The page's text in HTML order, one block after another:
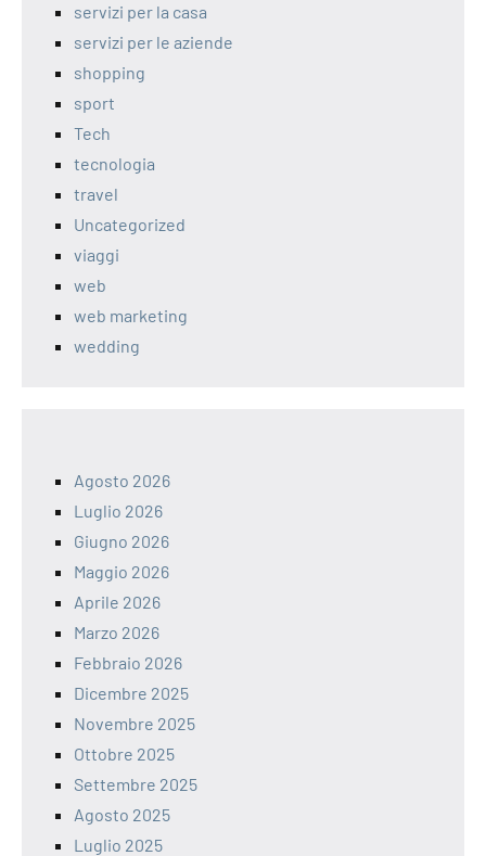
servizi per la casa
servizi per le aziende
shopping
sport
Tech
tecnologia
travel
Uncategorized
viaggi
web
web marketing
wedding
Agosto 2026
Luglio 2026
Giugno 2026
Maggio 2026
Aprile 2026
Marzo 2026
Febbraio 2026
Dicembre 2025
Novembre 2025
Ottobre 2025
Settembre 2025
Agosto 2025
Luglio 2025